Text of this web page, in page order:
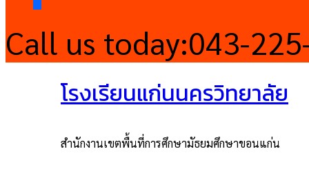
Call us today:043-
โรงเรียนแก่นนครวิทยาลัย
สำนักงานเขตพื้นที่การศึกษามัธยมศึกษาขอนแก่น